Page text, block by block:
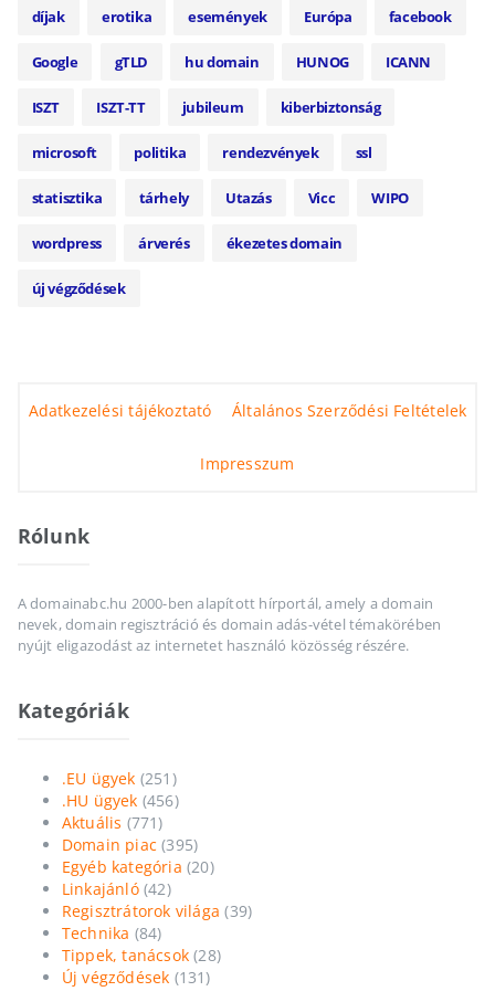
díjak erotika események Európa facebook
Google gTLD hu domain HUNOG ICANN
ISZT ISZT-TT jubileum kiberbiztonság
microsoft politika rendezvények ssl
statisztika tárhely Utazás Vicc WIPO
wordpress árverés ékezetes domain
új végződések
Adatkezelési tájékoztató Általános Szerződési Feltételek
Impresszum
Rólunk
A domainabc.hu 2000-ben alapított hírportál, amely a domain
nevek, domain regisztráció és domain adás-vétel témakörében
nyújt eligazodást az internetet használó közösség részére.
Kategóriák
.EU ügyek (251)
.HU ügyek (456)
Aktuális (771)
Domain piac (395)
Egyéb kategória (20)
Linkajánló(42)
Regisztrátorok világa (39)
Technika (84)
Tippek, tanácsok (28)
Új végződések (131)